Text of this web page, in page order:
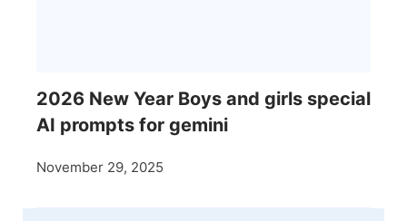
2026 New Year Boys and girls special
AI prompts for gemini
November 29, 2025